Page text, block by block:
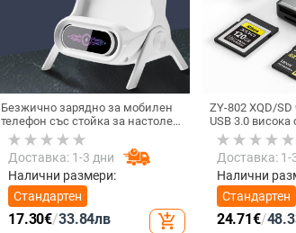
Безжично зарядно за мобилен
телефон със стойка за настолен
монтаж за хоризонтално или
вертикално ползване, QC3.0, 2 A,
15 W, Бързо зареждане
Доставка: 1-3 дни
Налични размери:
Стандартен
17.30€/33.84лв add_shopping_cart
ZY-802 XQD/
USB 3.0 висока
интерфейс
алуминиев
Доставка: 1-
Налични
Стандартен
24.71€/